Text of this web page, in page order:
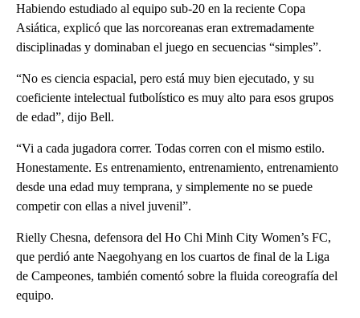
Habiendo estudiado al equipo sub-20 en la reciente Copa
Asiática, explicó que las norcoreanas eran extremadamente
disciplinadas y dominaban el juego en secuencias “simples”.
“No es ciencia espacial, pero está muy bien ejecutado, y su
coeficiente intelectual futbolístico es muy alto para esos grupos
de edad”, dijo Bell.
“Vi a cada jugadora correr. Todas corren con el mismo estilo.
Honestamente. Es entrenamiento, entrenamiento, entrenamiento
desde una edad muy temprana, y simplemente no se puede
competir con ellas a nivel juvenil”.
Rielly Chesna, defensora del Ho Chi Minh City Women’s FC,
que perdió ante Naegohyang en los cuartos de final de la Liga
de Campeones, también comentó sobre la fluida coreografía del
equipo.